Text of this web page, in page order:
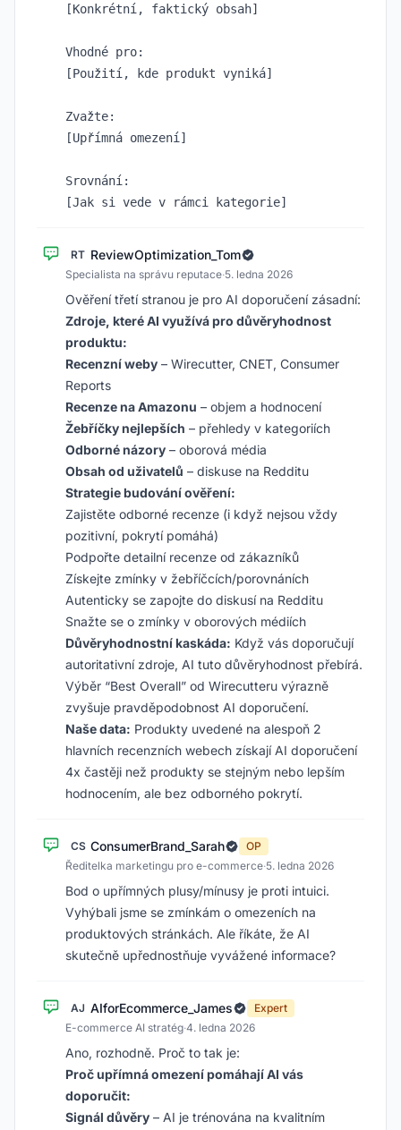
[Konkrétní, faktický obsah]
Vhodné pro:
[Použití, kde produkt vyniká]
Zvažte:
[Upřímná omezení]
Srovnání:
RT ReviewOptimization_Tom
Specialista na správu reputace·5. ledna 2026
Ověření třetí stranou je pro AI doporučení zásadní:
Zdroje, které AI využívá pro důvěryhodnost
produktu:
Recenzní weby – Wirecutter, CNET, Consumer
Reports
Recenze na Amazonu – objem a hodnocení
Žebříčky nejlepších – přehledy v kategoriích
Odborné názory – oborová média
Obsah od uživatelů – diskuse na Redditu
Strategie budování ověření:
Zajistěte odborné recenze (i když nejsou vždy
pozitivní, pokrytí pomáhá)
Podpořte detailní recenze od zákazníků
Získejte zmínky v žebříčcích/porovnáních
Autenticky se zapojte do diskusí na Redditu
Snažte se o zmínky v oborových médiích
Důvěryhodnostní kaskáda: Když vás doporučují
autoritativní zdroje, AI tuto důvěryhodnost přebírá.
Výběr “Best Overall” od Wirecutteru výrazně
zvyšuje pravděpodobnost AI doporučení.
Naše data: Produkty uvedené na alespoň 2
hlavních recenzních webech získají AI doporučení
4x častěji než produkty se stejným nebo lepším
hodnocením, ale bez odborného pokrytí.
CS ConsumerBrand_Sarah
OP
Ředitelka marketingu pro e-commerce·5. ledna 2026
Bod o upřímných plusy/mínusy je proti intuici.
Vyhýbali jsme se zmínkám o omezeních na
produktových stránkách. Ale říkáte, že AI
skutečně upřednostňuje vyvážené informace?
AJ AIforEcommerce_James
Expert
E-commerce AI stratég·4. ledna 2026
Ano, rozhodně. Proč to tak je:
Proč upřímná omezení pomáhají AI vás
doporučit:
Signál důvěry – AI je trénována na kvalitním